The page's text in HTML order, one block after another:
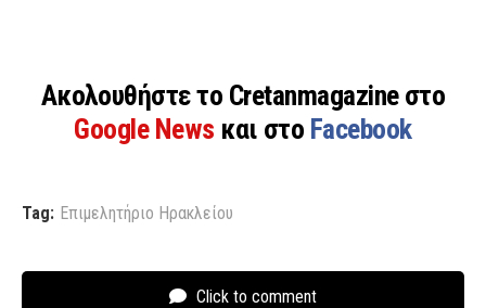
Ακολουθήστε το Cretanmagazine στο
Google News και στο Facebook
Tag: Επιμελητήριο Ηρακλείου
Click to comment